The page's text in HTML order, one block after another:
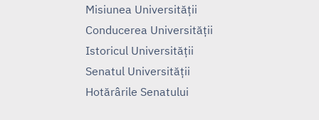
Misiunea Universităţii
Conducerea Universităţii
Istoricul Universităţii
Senatul Universității
Hotărârile Senatului